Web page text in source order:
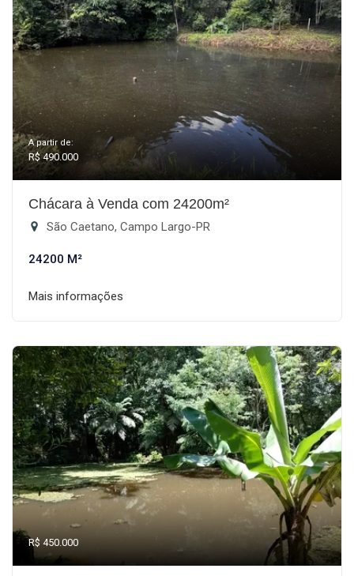
A partir de:
R$ 490.000
Chácara à Venda com 24200m²
São Caetano, Campo Largo-PR
24200 M²
Mais informações
R$ 450.000